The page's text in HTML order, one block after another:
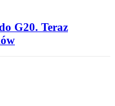
G20. Teraz